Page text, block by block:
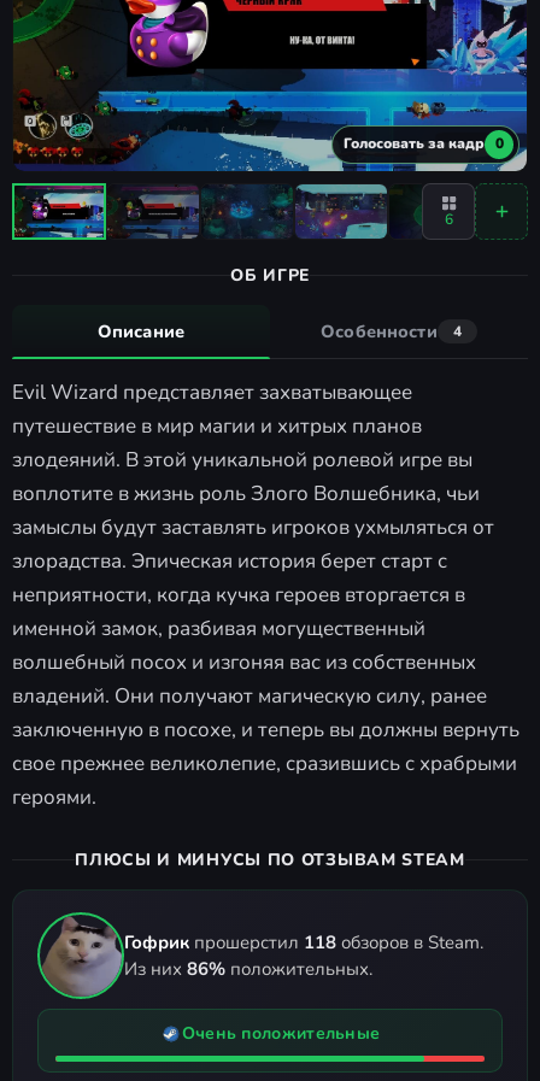
Голосовать за кадр 0
6
ОБ ИГРЕ
Описание Особенности 4
Evil Wizard представляет захватывающее
путешествие в мир магии и хитрых планов
злодеяний. В этой уникальной ролевой игре вы
воплотите в жизнь роль Злого Волшебника, чьи
замыслы будут заставлять игроков ухмыляться от
злорадства. Эпическая история берет старт с
неприятности, когда кучка героев вторгается в
именной замок, разбивая могущественный
волшебный посох и изгоняя вас из собственных
владений. Они получают магическую силу, ранее
заключенную в посохе, и теперь вы должны вернуть
свое прежнее великолепие, сразившись с храбрыми
героями.
ПЛЮСЫ И МИНУСЫ ПО ОТЗЫВАМ STEAM
Гофрик прошерстил 118 обзоров в Steam.
Из них 86% положительных.
Очень положительные